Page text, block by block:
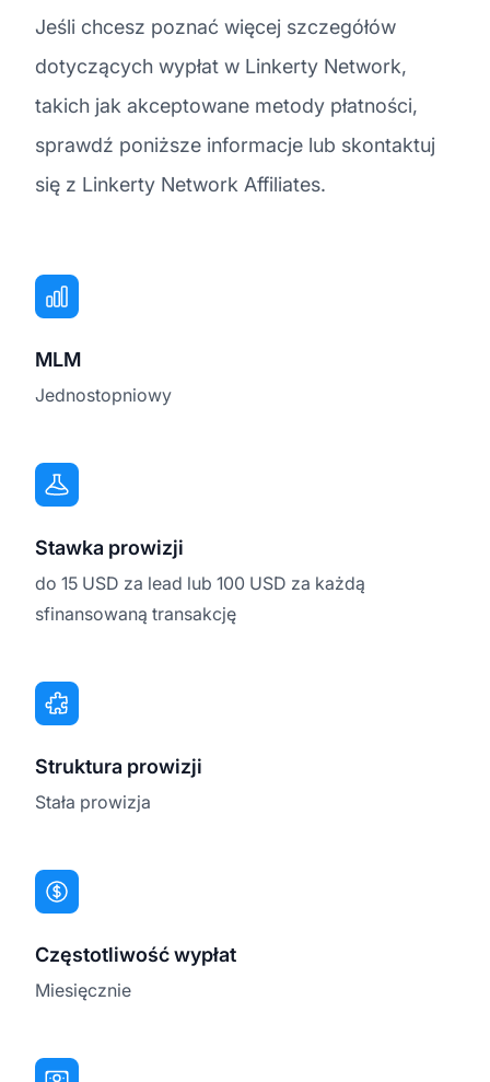
Jeśli chcesz poznać więcej szczegółów
dotyczących wypłat w Linkerty Network,
takich jak akceptowane metody płatności,
sprawdź poniższe informacje lub skontaktuj
się z Linkerty Network Affiliates.
MLM
Jednostopniowy
Stawka prowizji
do 15 USD za lead lub 100 USD za każdą
sfinansowaną transakcję
Struktura prowizji
Stała prowizja
Częstotliwość wypłat
Miesięcznie